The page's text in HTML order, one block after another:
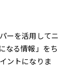
ーを活用してニ
なる情報」をち
ントになりま